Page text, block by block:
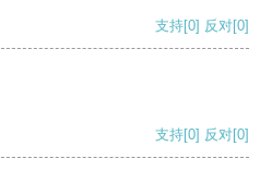
支持[0] 反对[0]
支持[0] 反对[0]